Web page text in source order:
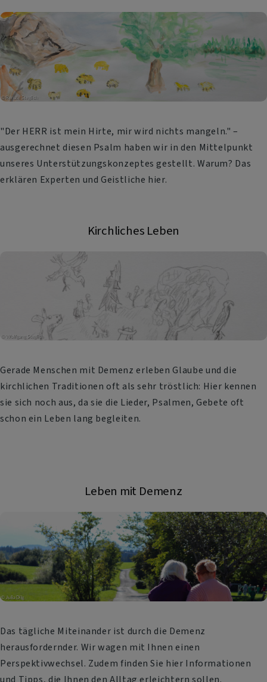
"Der HERR ist mein Hirte, mir wird nichts mangeln." –
ausgerechnet diesen Psalm haben wir in den Mittelpunkt
unseres Unterstützungskonzeptes gestellt. Warum? Das
erklären Experten und Geistliche hier.
Kirchliches Leben
Gerade Menschen mit Demenz erleben Glaube und die
kirchlichen Traditionen oft als sehr tröstlich: Hier kennen
sie sich noch aus, da sie die Lieder, Psalmen, Gebete oft
schon ein Leben lang begleiten.
Leben mit Demenz
Das tägliche Miteinander ist durch die Demenz
herausfordernder. Wir wagen mit Ihnen einen
Perspektivwechsel. Zudem finden Sie hier Informationen
und Tipps, die Ihnen den Alltag erleichtern sollen.